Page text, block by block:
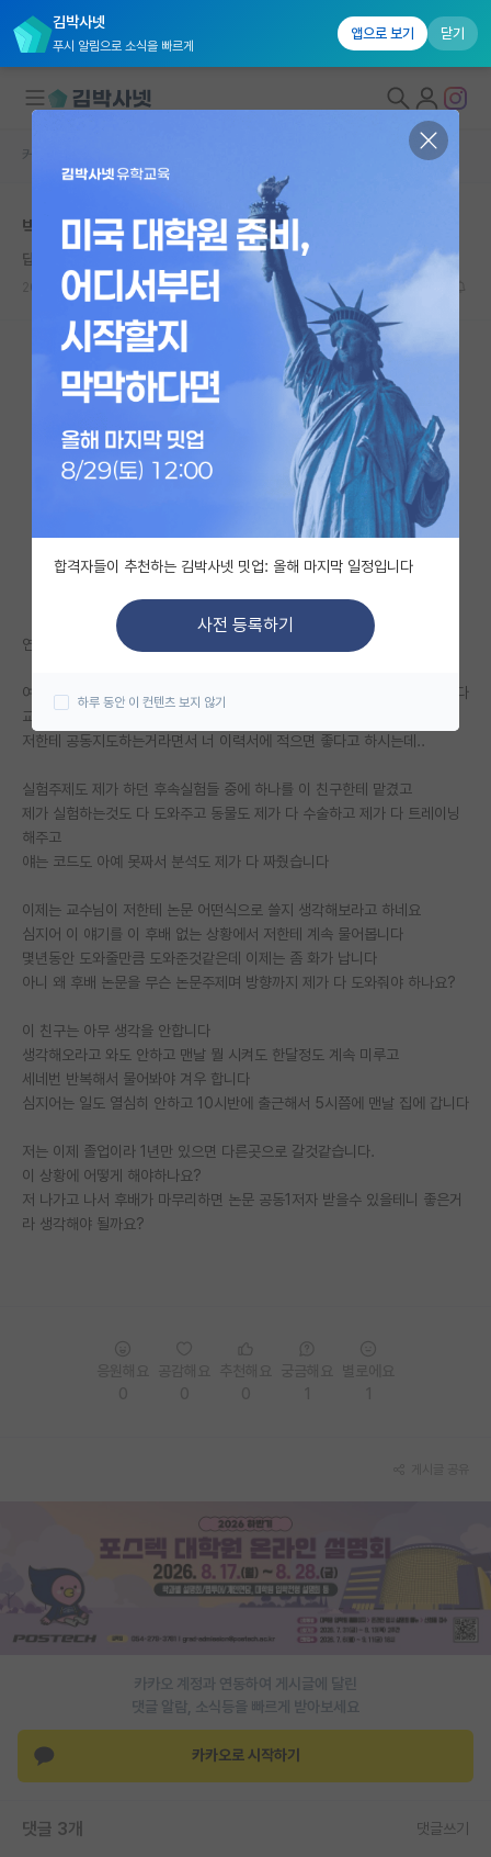
김박사넷
푸시 알림으로 소식을 빠르게
앱으로 보기 닫기
대학원생 모집
국내대학원 정보
연구실&오픈랩
커뮤니티
커뮤니티 홈
전체글보기
베스트 게시판
자유 게시판(아무개랩)
미국 유학 게시판
미국 대학원 합격 후기 게시판
대학원 합격 후기 게시판
연구실(PI) 홍보 게시판
석박사 채용 정보 게시판
임용 정보 게시판
취업 게시판
임용 후기 게시판
인문사회 계열 게시판
특수/전문대학원 게시판
반도체/AI 게시판
장학금/장학생 게시판
학술 정보 게시판
커뮤니티 홈
박사생 후배 졸업 도와주는거 어디까지 해줘야하나요?
답답한 윌리엄 셰익스피어
2026.05.16 1154
연구실에 혼자서는 잘 못하는 박사생 후배가 있습니다
여기가 해외라 졸업기한이 정해져있는데 후배는 졸업이 2년남은 상황입니다
교수님이 저한테 후배 졸업을 도와주라고 하십니다
저한테 공동지도하는거라면서 너 이력서에 적으면 좋다고 하시는데..
실험주제도 제가 하던 후속실험들 중에 하나를 이 친구한테 맡겼고
제가 실험하는것도 다 도와주고 동물도 제가 다 수술하고 제가 다 트레이닝
해주고
얘는 코드도 아예 못짜서 분석도 제가 다 짜줬습니다
이제는 교수님이 저한테 논문 어떤식으로 쓸지 생각해보라고 하네요
심지어 이 얘기를 이 후배 없는 상황에서 저한테 계속 물어봅니다
몇년동안 도와줄만큼 도와준것같은데 이제는 좀 화가 납니다
아니 왜 후배 논문을 무슨 논문주제며 방향까지 제가 다 도와줘야 하나요?
이 친구는 아무 생각을 안합니다
생각해오라고 와도 안하고 맨날 뭘 시켜도 한달정도 계속 미루고
세네번 반복해서 물어봐야 겨우 합니다
심지어는 일도 열심히 안하고 10시반에 출근해서 5시쯤에 맨날 집에 갑니다
저는 이제 졸업이라 1년만 있으면 다른곳으로 갈것같습니다.
이 상황에 어떻게 해야하나요?
저 나가고 나서 후배가 마무리하면 논문 공동1저자 받을수 있을테니 좋은거
라 생각해야 될까요?
카카오 계정과 연동하여 게시글에 달린
댓글 알람, 소식등을 빠르게 받아보세요
카카오로 시작하기
댓글 3개 댓글쓰기
합격자들이 추천하는 김박사넷 밋업: 올해 마지막 일정입니다
사전 등록하기
하루 동안 이 컨텐츠 보지 않기